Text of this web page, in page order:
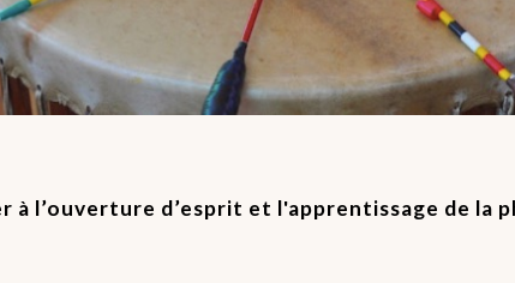
à l’ouverture d’esprit et l'apprentissage de la